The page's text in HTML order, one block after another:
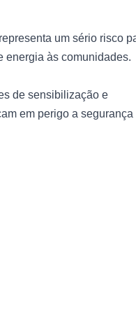
um sério risco
energia às comunidades.
de sensibilização e
em perigo a segurança